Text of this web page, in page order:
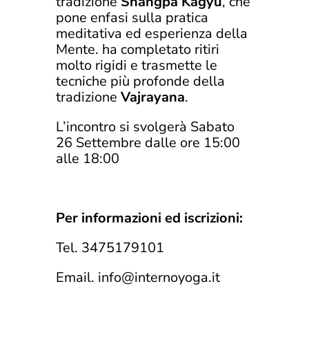
pone enfasi sulla pratica
meditativa ed esperienza della
Mente. ha completato ritiri
molto rigidi e trasmette le
tecniche più profonde della
tradizione Vajrayana.
L’incontro si svolgerà Sabato
26 Settembre dalle ore 15:00
alle 18:00
Per informazioni ed iscrizioni:
Tel. 3475179101
Email. info@internoyoga.it